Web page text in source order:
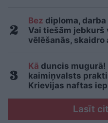
Bez diploma,
Vai tiešām jebkurš
vēlēšanās, skaidro
Kā duncis mugurā!
kaimiņvalsts
Krievijas naftas
Lasīt